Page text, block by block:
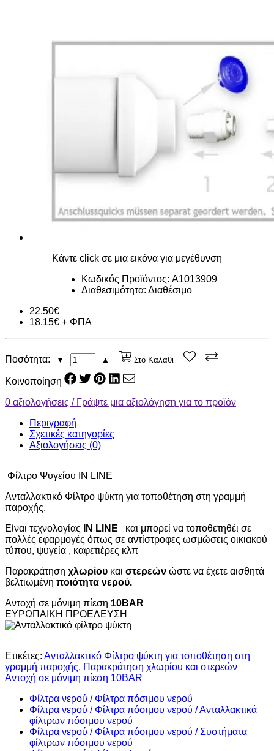
Κάντε click σε μια εικόνα για μεγέθυνση
Κωδικός Προϊόντος: A1013909
Διαθεσιμότητα: Διαθέσιμο
22,50€
18,15€ + ΦΠΑ
Ποσότητα: ▼ ▲ Στο Καλάθι
Κοινοποίηση
0 αξιολογήσεις / Γράψτε μια αξιολόγηση για το προϊόν
Περιγραφή
Σχετικές κατηγορίες
Αξιολογήσεις (0)
Φίλτρο Ψυγείου IN LINE
Ανταλλακτικό Φίλτρο ψύκτη για τοποθέτηση στη γραμμή
παροχής.
Είναι τεχνολογίας IN LINE και μπορεί να τοποθετηθέι σε
πολλές εφαρμογές όπως σε αντίστροφες ωσμώσεις οικιακού
τύπου, ψυγεία , καφετιέρες κλπ
Παρακράτηση χλωρίου και στερεών ώστε να έχετε αισθητά
βελτιωμένη ποιότητα νερού.
Αντοχή σε μόνιμη πίεση 10BAR
ΕΥΡΩΠΑΙΚΗ ΠΡΟΕΛΕΥΣΗ
Ετικέτες: Ανταλλακτικό Φίλτρο ψύκτη για τοποθέτηση στη
γραμμή παροχής. Παρακράτηση χλωρίου και στερεών
Αντοχή σε μόνιμη πίεση 10BAR
Φίλτρα νερού / Φίλτρα πόσιμου νερού
Φίλτρα νερού / Φίλτρα πόσιμου νερού / Ανταλλακτικά
φίλτρων πόσιμου νερού
Φίλτρα νερού / Φίλτρα πόσιμου νερού / Συστήματα
φίλτρων πόσιμου νερού